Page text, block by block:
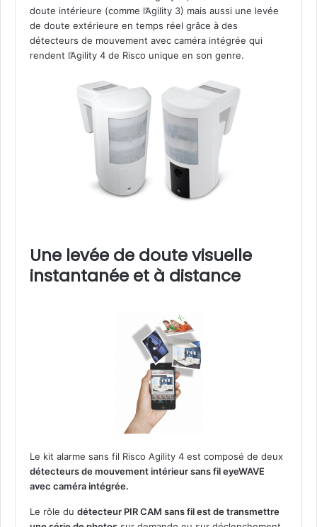
doute intérieure (comme l’Agility 3) mais aussi une levée
de doute extérieure en temps réel grâce à des
détecteurs de mouvement avec caméra intégrée qui
rendent l’Agility 4 de Risco unique en son genre.
Une levée de doute visuelle
instantanée et à distance
Le kit alarme sans fil Risco Agility 4 est composé de deux
détecteurs de mouvement intérieur sans fil eyeWAVE
avec caméra intégrée.
Le rôle du détecteur PIR CAM sans fil est de transmettre